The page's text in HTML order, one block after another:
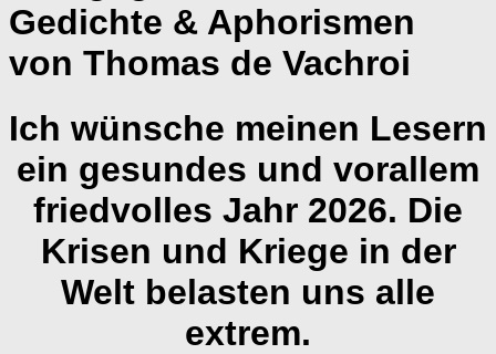
Gedichte & Aphorismen
von Thomas de Vachroi
Ich wünsche meinen Lesern
ein gesundes und vorallem
friedvolles Jahr 2026. Die
Krisen und Kriege in der
Welt belasten uns alle
extrem.